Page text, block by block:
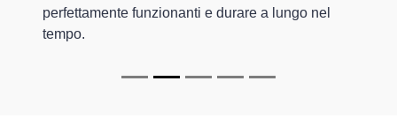
perfettamente funzionanti e durare a lungo nel
tempo.